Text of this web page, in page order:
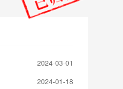
2024-03-01
2024-01-18